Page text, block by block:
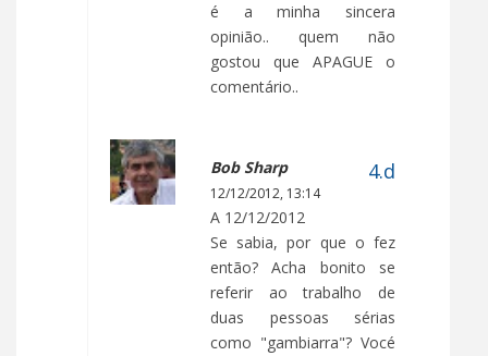
é a minha sincera
opinião.. quem não
gostou que APAGUE o
comentário..
Bob Sharp
12/12/2012, 13:14
A 12/12/2012
Se sabia, por que o fez
então? Acha bonito se
referir ao trabalho de
duas pessoas sérias
como "gambiarra"? Vocé